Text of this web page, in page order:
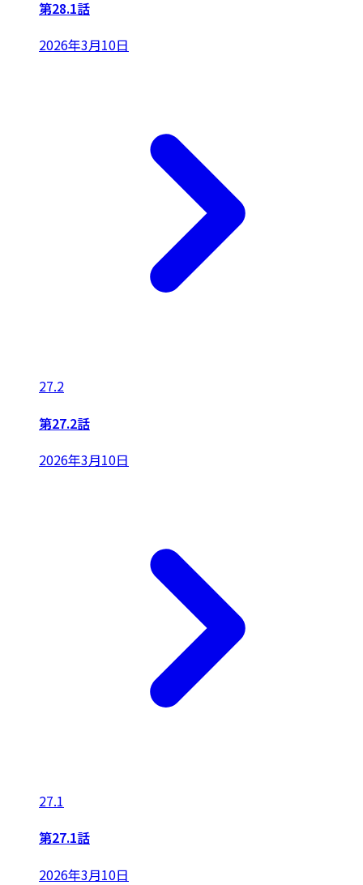
第28.1話
2026年3月10日
27.2
第27.2話
2026年3月10日
27.1
第27.1話
2026年3月10日